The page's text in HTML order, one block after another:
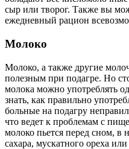
сыр или творог. Также вы
ежедневный рацион
Молоко
Молоко, а также другие
полезным при подагре. Но
молока можно употреблять
знать, как правильно
больные на подагру
что ведет к проблемам с
молоко пьется перед сном, в
сахара, мускатного ореха